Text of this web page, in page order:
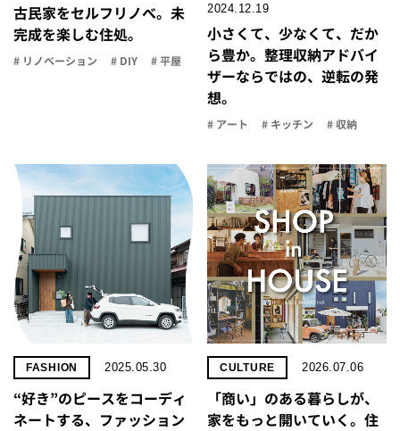
古民家をセルフリノべ。未
完成を楽しむ住処。
# リノベーション # DIY # 平屋
2024.12.19
小さくて、少なくて、だか
ら豊か。整理収納アドバイ
ザーならではの、逆転の発
想。
# アート # キッチン # 収納
FASHION 2025.05.30
“好き”のピースをコーディ
ネートする、ファッション
CULTURE 2026.07.06
「商い」の​ある​暮らしが、​
家を​もっと​開いていく。​住